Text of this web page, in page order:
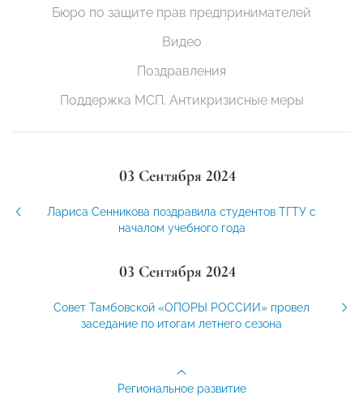
Бюро по защите прав предпринимателей
Видео
Поздравления
Поддержка МСП. Антикризисные меры
03 Сентября 2024
Лариса Сенникова поздравила студентов ТГТУ с
началом учебного года
03 Сентября 2024
Совет Тамбовской «ОПОРЫ РОССИИ» провел
заседание по итогам летнего сезона
Региональное развитие